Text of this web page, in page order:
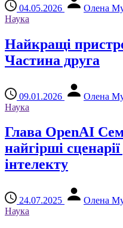
04.05.2026
Олена
Наука
Найкращі
Частина друга
09.01.2026
Олена
Наука
Глава OpenAI
найгірші
інтелекту
24.07.2025
Олена
Наука